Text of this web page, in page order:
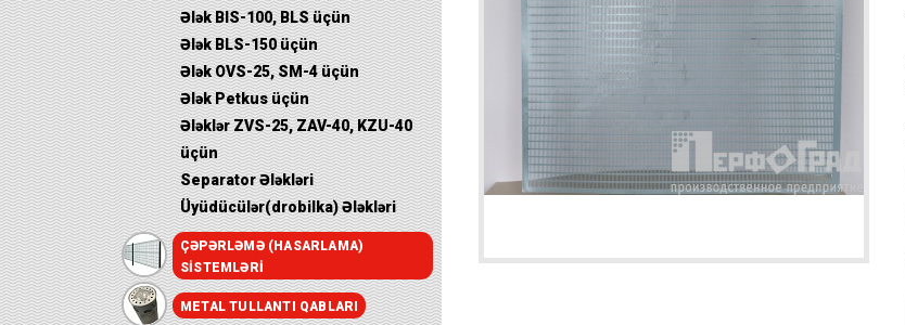
Ələk BIS-100, BLS üçün
Ələk BLS-150 üçün
Ələk OVS-25, SM-4 üçün
Ələk Petkus üçün
Ələklər ZVS-25, ZAV-40, KZU-40
üçün
Separator Ələkləri
Üyüdücülər(drobilka) Ələkləri
ÇƏPƏRLƏMƏ (HASARLAMA)
SISTEMLƏRI
METAL TULLANTI QABLARI